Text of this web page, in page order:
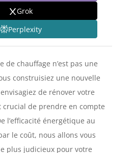
Grok
Perplexity
de chauffage n’est pas une
construisiez une nouvelle
de rénover votre
crucial de prendre en compte
l’efficacité énergétique au
le coût, nous allons vous
plus judicieux pour votre